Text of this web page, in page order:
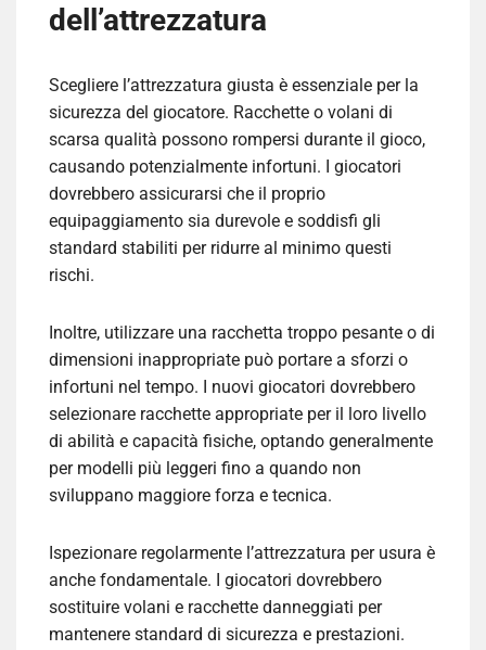
dell’attrezzatura
Scegliere l’attrezzatura giusta è essenziale per la
sicurezza del giocatore. Racchette o volani di
scarsa qualità possono rompersi durante il gioco,
causando potenzialmente infortuni. I giocatori
dovrebbero assicurarsi che il proprio
equipaggiamento sia durevole e soddisfi gli
standard stabiliti per ridurre al minimo questi
rischi.
Inoltre, utilizzare una racchetta troppo pesante o di
dimensioni inappropriate può portare a sforzi o
infortuni nel tempo. I nuovi giocatori dovrebbero
selezionare racchette appropriate per il loro livello
di abilità e capacità fisiche, optando generalmente
per modelli più leggeri fino a quando non
sviluppano maggiore forza e tecnica.
Ispezionare regolarmente l’attrezzatura per usura è
anche fondamentale. I giocatori dovrebbero
sostituire volani e racchette danneggiati per
mantenere standard di sicurezza e prestazioni.